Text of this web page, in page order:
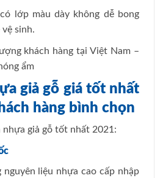
lớp màu dày không dễ bong
sinh.
khách hàng tại Việt Nam –
ẩm
giả gỗ giá tốt nhất
hàng bình chọn
nhựa giả gỗ tốt nhất 2021:
liệu nhựa cao cấp nhập